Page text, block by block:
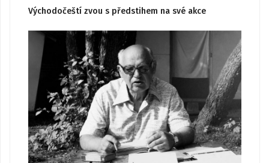
Východočeští zvou s předstihem na své akce